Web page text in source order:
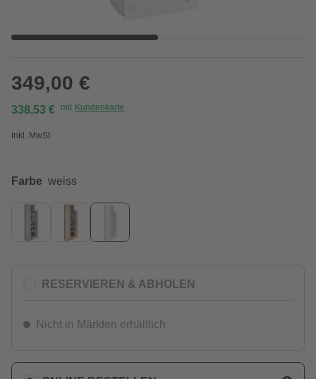
349,00 €
338,53 € mit Kundenkarte
Inkl. MwSt.
Farbe weiss
RESERVIEREN & ABHOLEN
Nicht in Märkten erhältlich